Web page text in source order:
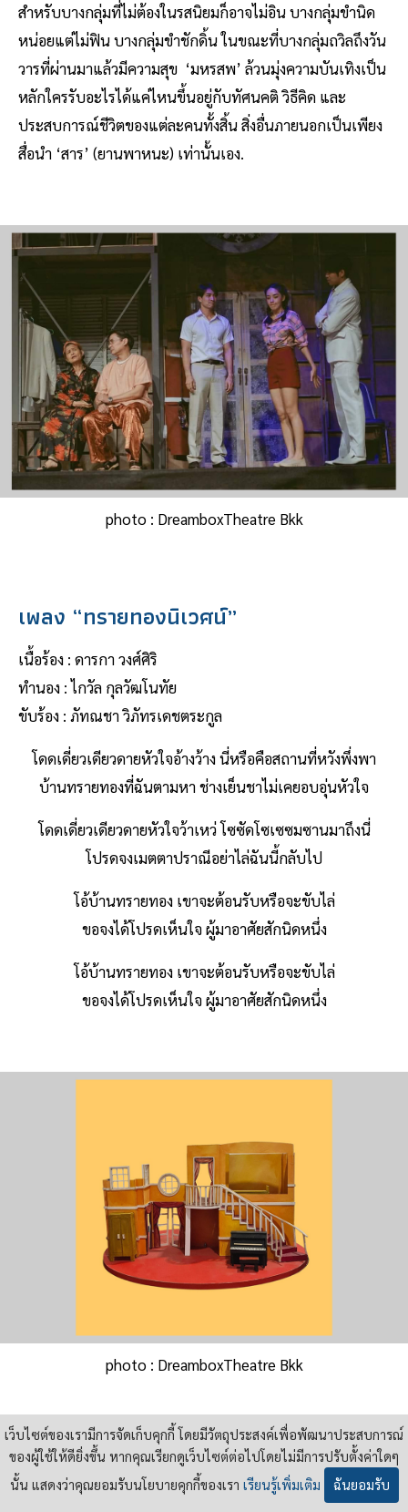
สำหรับบางกลุ่มที่ไม่ต้องในรสนิยมก็อาจไม่อิน บางกลุ่มขำนิด
หน่อยแต่ไม่ฟิน บางกลุ่มขำชักดิ้น ในขณะที่บางกลุ่มถวิลถึงวัน
วารที่ผ่านมาแล้วมีความสุข ‘มหรสพ’ ล้วนมุ่งความบันเทิงเป็น
หลักใครรับอะไรได้แค่ไหนขึ้นอยู่กับทัศนคติ วิธีคิด และ
ประสบการณ์ชีวิตของแต่ละคนทั้งสิ้น สิ่งอื่นภายนอกเป็นเพียง
สื่อนำ ‘สาร’ (ยานพาหนะ) เท่านั้นเอง.
photo : DreamboxTheatre Bkk
เพลง “ทรายทองนิเวศน์”
เนื้อร้อง : ดารกา วงศ์ศิริ
ทำนอง : ไกวัล กุลวัฒโนทัย
ขับร้อง : ภัทณชา วิภัทรเดชตระกูล
โดดเดี่ยวเดียวดายหัวใจอ้างว้าง นี่หรือคือสถานที่หวังพึ่งพา
บ้านทรายทองที่ฉันตามหา ช่างเย็นชาไม่เคยอบอุ่นหัวใจ
โดดเดี่ยวเดียวดายหัวใจว้าเหว่ โซซัดโซเซซมซานมาถึงนี่
โปรดจงเมตตาปราณีอย่าไล่ฉันนี้กลับไป
โอ้บ้านทรายทอง เขาจะต้อนรับหรือจะขับไล่
ขอจงได้โปรดเห็นใจ ผู้มาอาศัยสักนิดหนึ่ง
โอ้บ้านทรายทอง เขาจะต้อนรับหรือจะขับไล่
ขอจงได้โปรดเห็นใจ ผู้มาอาศัยสักนิดหนึ่ง
photo : DreamboxTheatre Bkk
ขอแสดงความยินดี 88 ปี สถาปัตย์ จุฬาฯ
และ 64 ปี ถาปัดการละคอน
เว็บไซต์ของเรามีการจัดเก็บคุกกี้ โดยมีวัตถุประสงค์เพื่อพัฒนาประสบการณ์
ของผู้ใช้ให้ดียิ่งขึ้น หากคุณเรียกดูเว็บไซต์ต่อไปโดยไม่มีการปรับตั้งค่าใดๆ
นั้น แสดงว่าคุณยอมรับนโยบายคุกกี้ของเรา เรียนรู้เพิ่มเติม ฉันยอมรับ